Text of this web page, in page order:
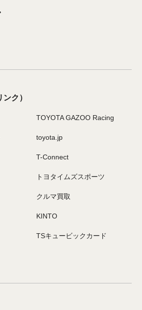
ンク）
TOYOTA GAZOO Racing
toyota.jp
T-Connect
トヨタイムズスポーツ
クルマ買取
KINTO
TSキュービックカード